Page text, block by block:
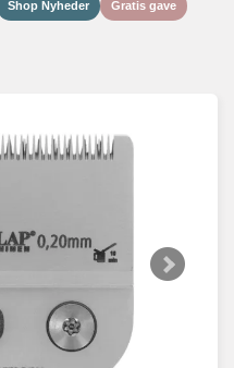
Shop Nyheder Gratis gave